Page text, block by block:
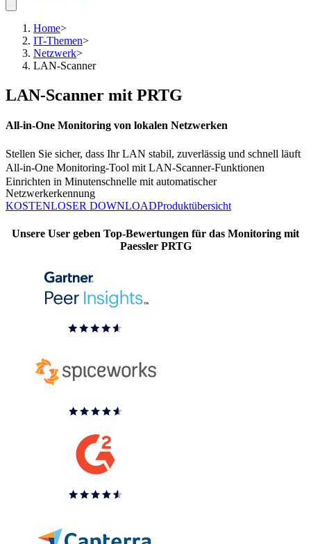
Home>
IT-Themen>
Netzwerk>
LAN-Scanner
LAN-Scanner mit PRTG
All-in-One Monitoring von lokalen Netzwerken
Stellen Sie sicher, dass Ihr LAN stabil, zuverlässig und schnell läuft
All-in-One Monitoring-Tool mit LAN-Scanner-Funktionen
Einrichten in Minutenschnelle mit automatischer
Netzwerkerkennung
KOSTENLOSER DOWNLOADProduktübersicht
Unsere User geben Top-Bewertungen für das Monitoring mit
Paessler PRTG